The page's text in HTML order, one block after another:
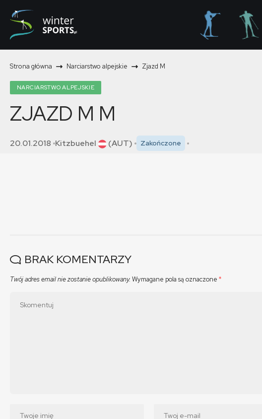
Strona główna Narciarstwo alpejskie Zjazd M
NARCIARSTWO ALPEJSKIE
ZJAZD M M
20.01.2018 Kitzbuehel (AUT) Zakończone
BRAK KOMENTARZY
Twój adres email nie zostanie opublikowany. Wymagane pola są oznaczone *